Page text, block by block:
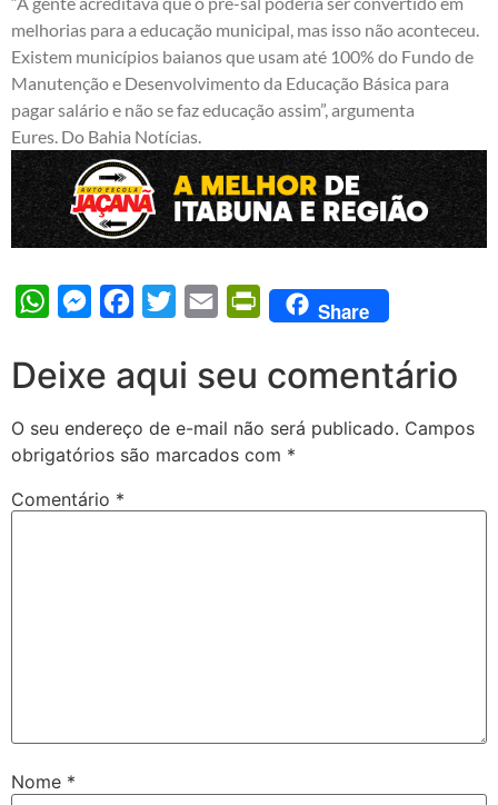
melhorias para a educação municipal, mas isso não aconteceu.
Existem municípios baianos que usam até 100% do Fundo de
Manutenção e Desenvolvimento da Educação Básica para
pagar salário e não se faz educação assim”, argumenta
Eures. Do Bahia Notícias.
WhatsAppMessengerFacebook
Twitter Email PrintFriendly
Share
Deixe aqui seu comentário
O seu endereço de e-mail não será publicado. Campos
obrigatórios são marcados com *
Comentário *
Nome *